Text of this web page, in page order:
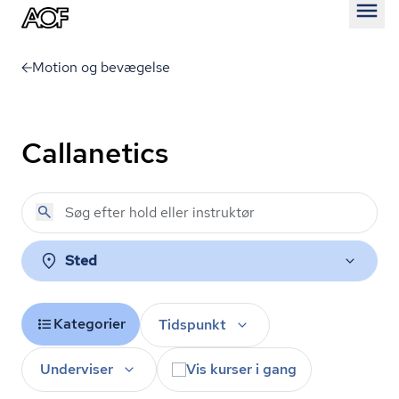
Motion og bevægelse
Callanetics
Sted
Kategorier Tidspunkt
Underviser Vis kurser i gang